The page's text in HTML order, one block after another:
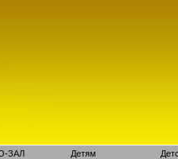
ЗАЛ Детям